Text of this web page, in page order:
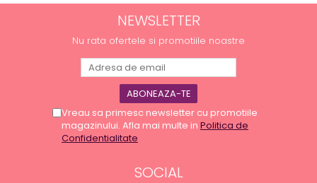
NEWSLETTER
Nu rata ofertele si promotiile noastre
Vreau sa primesc newsletter cu promotiile
magazinului. Afla mai multe in Politica de
Confidentialitate
SOCIAL